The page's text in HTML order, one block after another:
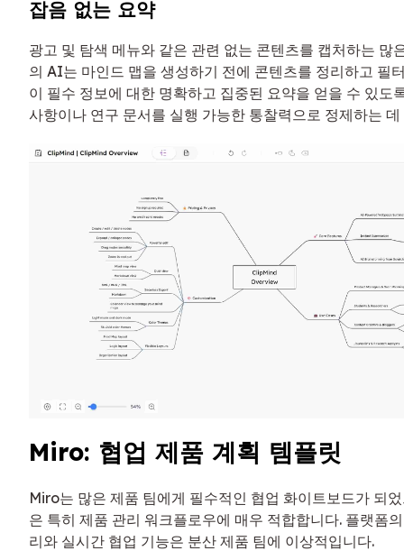
잡음 없는 요약
광고 및 탐색 메뉴와 같은 관련 없는 콘텐츠를 캡처하는 많
의 AI는 마인드 맵을 생성하기 전에 콘텐츠를 정리하고 필
이 필수 정보에 대한 명확하고 집중된 요약을 얻을 수 있도
사항이나 연구 문서를 실행 가능한 통찰력으로 정제하는
Miro: 협업 제품 계획 템플릿
Miro는 많은 제품 팀에게 필수적인 협업 화이트보드가 되
은 특히 제품 관리 워크플로우에 매우 적합합니다. 플랫폼
리와 실시간 협업 기능은 분산 제품 팀에 이상적입니다.